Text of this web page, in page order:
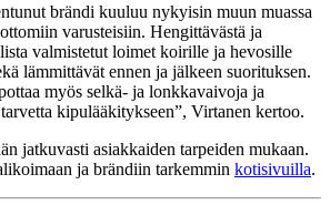
brändi kuuluu nykyisin muun muassa
varusteisiin. Hengittävästä ja
valmistetut loimet koirille ja hevosille
lämmittävät ennen ja jälkeen suorituksen.
myös selkä- ja lonkkavaivoja ja
kipulääkitykseen”, Virtanen kertoo.
jatkuvasti asiakkaiden tarpeiden mukaan.
ja brändiin tarkemmin kotisivuilla.